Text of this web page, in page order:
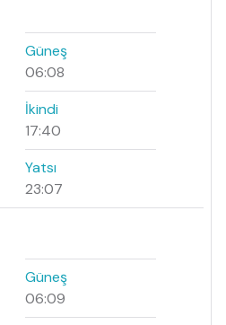
Güneş
06:08
İkindi
17:40
Yatsı
23:07
Güneş
06:09